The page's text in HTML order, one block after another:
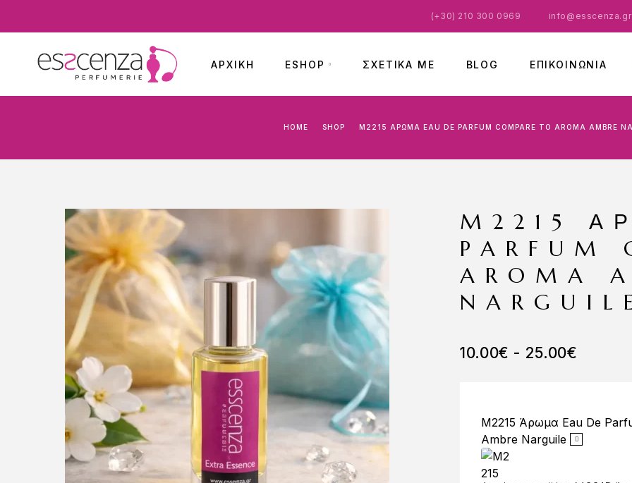
(+30) 210 300 0969 info@esscenza.gr
ΑΡΧΙΚΉ ESHOP ΣΧΕΤΙΚΑ ΜΕ BLOG ΕΠΙΚΟΙΝΩΝΊΑ
HOME SHOP M2215 ΆΡΩΜΑ EAU DE PARFUM COMPARE TO AROMA AMBRE
M2215
PARFUM
AROMA
NARGUILE
10.00€ - 25.00€
M2215 Άρωμα Eau De
Ambre Narguile